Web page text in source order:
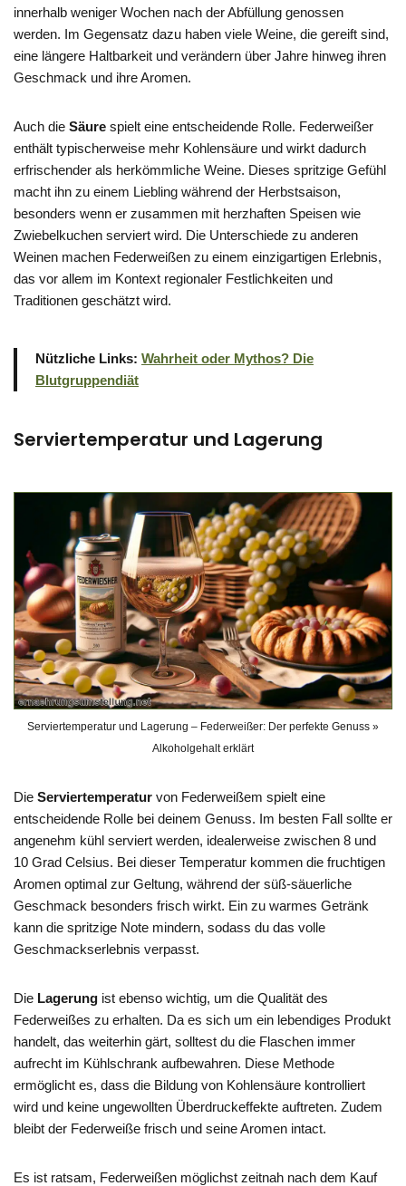
innerhalb weniger Wochen nach der Abfüllung genossen
werden. Im Gegensatz dazu haben viele Weine, die gereift sind,
eine längere Haltbarkeit und verändern über Jahre hinweg ihren
Geschmack und ihre Aromen.
Auch die Säure spielt eine entscheidende Rolle. Federweißer
enthält typischerweise mehr Kohlensäure und wirkt dadurch
erfrischender als herkömmliche Weine. Dieses spritzige Gefühl
macht ihn zu einem Liebling während der Herbstsaison,
besonders wenn er zusammen mit herzhaften Speisen wie
Zwiebelkuchen serviert wird. Die Unterschiede zu anderen
Weinen machen Federweißen zu einem einzigartigen Erlebnis,
das vor allem im Kontext regionaler Festlichkeiten und
Traditionen geschätzt wird.
Nützliche Links: Wahrheit oder Mythos? Die
Blutgruppendiät
Serviertemperatur und Lagerung
Serviertemperatur und Lagerung – Federweißer: Der perfekte Genuss »
Alkoholgehalt erklärt
Die Serviertemperatur von Federweißem spielt eine
entscheidende Rolle bei deinem Genuss. Im besten Fall sollte er
angenehm kühl serviert werden, idealerweise zwischen 8 und
10 Grad Celsius. Bei dieser Temperatur kommen die fruchtigen
Aromen optimal zur Geltung, während der süß-säuerliche
Geschmack besonders frisch wirkt. Ein zu warmes Getränk
kann die spritzige Note mindern, sodass du das volle
Geschmackserlebnis verpasst.
Die Lagerung ist ebenso wichtig, um die Qualität des
Federweißes zu erhalten. Da es sich um ein lebendiges Produkt
handelt, das weiterhin gärt, solltest du die Flaschen immer
aufrecht im Kühlschrank aufbewahren. Diese Methode
ermöglicht es, dass die Bildung von Kohlensäure kontrolliert
wird und keine ungewollten Überdruckeffekte auftreten. Zudem
bleibt der Federweiße frisch und seine Aromen intact.
Es ist ratsam, Federweißen möglichst zeitnah nach dem Kauf